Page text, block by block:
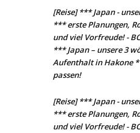
[Reise] *** Japan -
*** erste Planungen,
und viel Vorfreude! -
*** Japan – unsere 3
Aufenthalt in Hakone
passen!
[Reise] *** Japan -
*** erste Planungen,
und viel Vorfreude! -